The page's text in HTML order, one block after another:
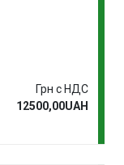
Грн с НДС
12500,00UAH